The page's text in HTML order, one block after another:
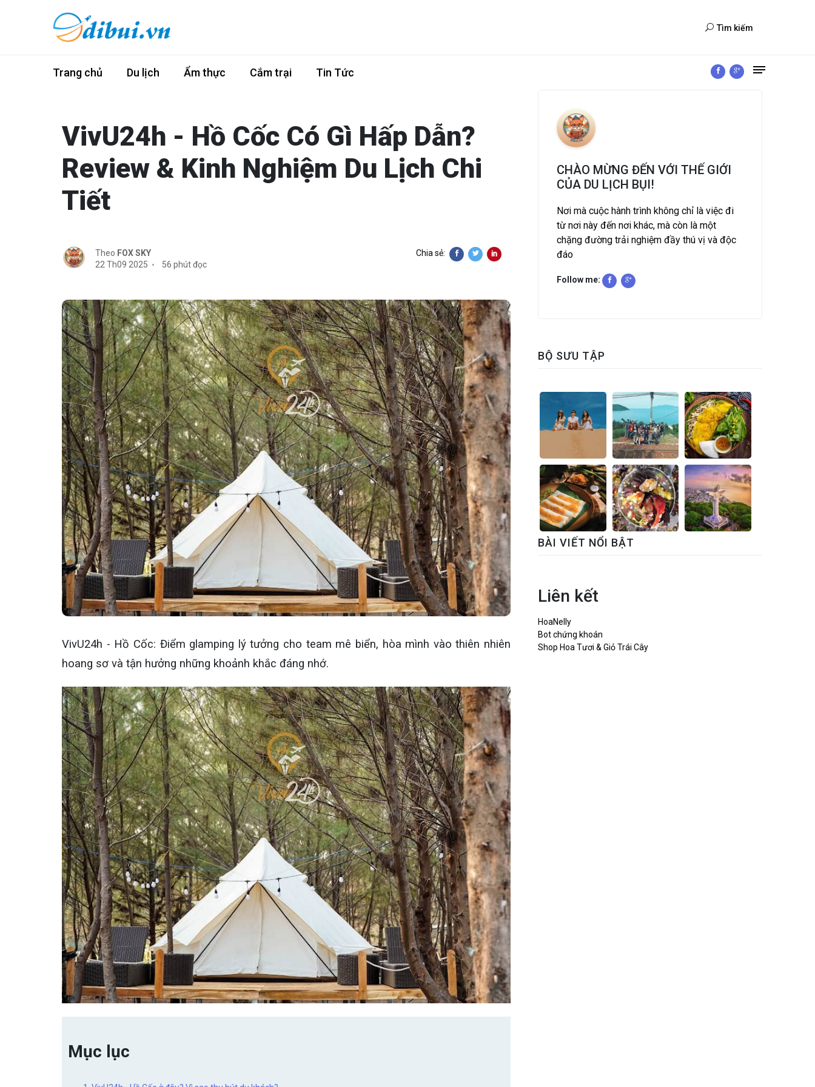
Tìm kiếm
Trang chủ Du lịch Ẩm thực Cắm trại Tin Tức
VivU24h - Hồ Cốc Có Gì Hấp Dẫn?
Review & Kinh Nghiệm Du Lịch Chi
Tiết
Theo FOX SKY
22 Th09 2025
56 phút đọc
Chia sẻ:
VivU24h - Hồ Cốc: Điểm glamping lý tưởng cho team mê biển, hòa mình vào thiên nhiên
hoang sơ và tận hưởng những khoảnh khắc đáng nhớ.
Mục lục
CHÀO MỪNG ĐẾN VỚI THẾ GIỚI
CỦA DU LỊCH BỤI!
Nơi mà cuộc hành trình không chỉ là việc đi
từ nơi này đến nơi khác, mà còn là một
chặng đường trải nghiệm đầy thú vị và độc
đáo
Follow me:
BỘ SƯU TẬP
BÀI VIẾT NỔI BẬT
Liên kết
HoaNelly
Bot chứng khoán
Shop Hoa Tươi & Giỏ Trái Cây